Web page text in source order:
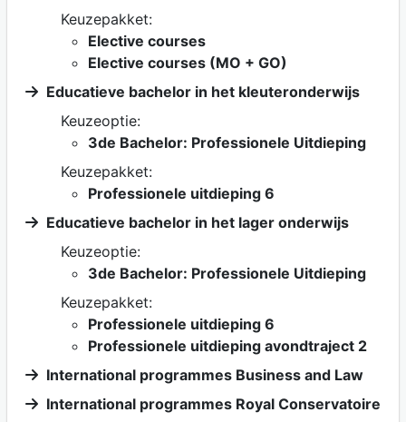
Keuzepakket:
Elective courses
Elective courses (MO + GO)
Educatieve bachelor in het kleuteronderwijs
Keuzeoptie:
3de Bachelor: Professionele Uitdieping
Keuzepakket:
Professionele uitdieping 6
Educatieve bachelor in het lager onderwijs
Keuzeoptie:
3de Bachelor: Professionele Uitdieping
Keuzepakket:
Professionele uitdieping 6
Professionele uitdieping avondtraject 2
International programmes Business and Law
International programmes Royal Conservatoire